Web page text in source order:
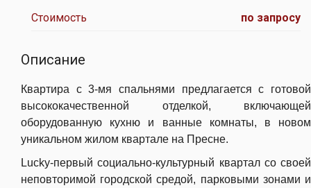
Стоимость по запросу
Описание
Квартира с 3-мя спальнями предлагается с готовой
высококачественной отделкой, включающей
оборудованную кухню и ванные комнаты, в новом
уникальном жилом квартале на Пресне.
Lucky-первый социально-культурный квартал со своей
неповторимой городской средой, парковыми зонами и